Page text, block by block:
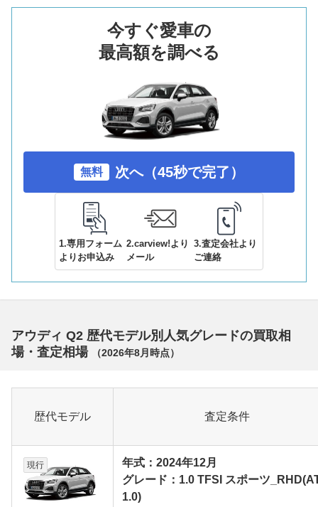
今すぐ愛車の
最高額を調べる
無料 次へ（45秒で完了）
1.専用フォーム
よりお申込み
2.carview!より
メール
3.査定会社より
ご連絡
アウディ Q2 歴代モデル別人気グレードの買取相
場・査定相場
（2026年8月 時点）
歴代モデル 査定条件
現行
年式：2024年12月
グレード：1.0 TFSI スポーツ
1.0)